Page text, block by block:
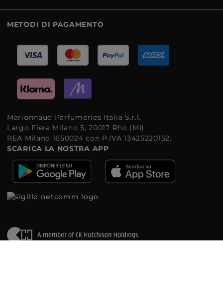
METODI DI PAGAMENTO
Marionnaud Parfumeries Italia S.r.l.
Largo Fiera Milano 5, 20017 Rho (MI)
REA Milano 1650024 con P.IVA 13425220152.
SCARICA LA NOSTRA APP